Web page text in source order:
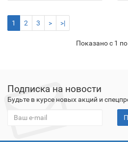
1 2 3 > >|
Показано с 1
Подписка на новости
Будьте в курсе новых акций и